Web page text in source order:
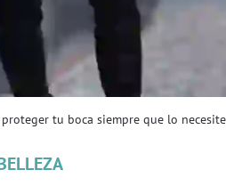
tu boca siempre que lo